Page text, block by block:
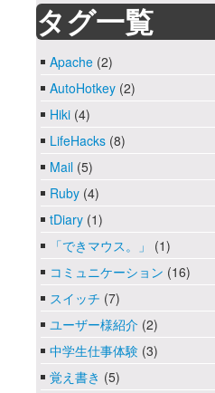
タグ一覧
Apache (2)
AutoHotkey (2)
Hiki (4)
LifeHacks (8)
Mail (5)
Ruby (4)
tDiary (1)
「できマウス。」
(1)
コミュニケーション (16)
スイッチ (7)
ユーザー様紹介 (2)
中学生仕事体験 (3)
覚え書き (5)